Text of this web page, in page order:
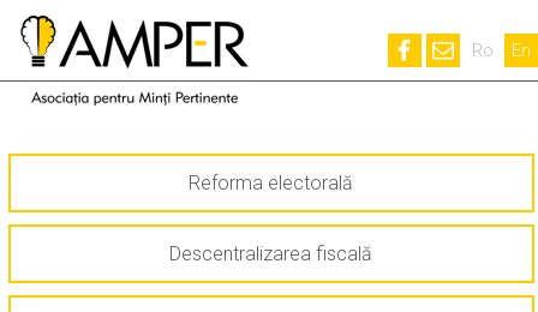
Ro En
Reforma electorală
Descentralizarea fiscală